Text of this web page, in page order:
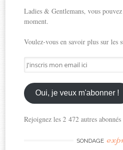
Ladies & Gentlemans, vous
moment.
Voulez-vous en savoir plus sur les
J'inscris
mon
email
ici
Oui, je veux m'abonner !
Rejoignez les 2 472 autres abonnés
SONDAGE